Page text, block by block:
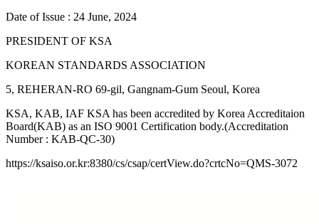
Date of Issue : 24 June, 2024
PRESIDENT OF KSA
KOREAN STANDARDS ASSOCIATION
5, REHERAN-RO 69-gil, Gangnam-Gum Seoul, Korea
KSA, KAB, IAF KSA has been accredited by Korea Accreditaion
Board(KAB) as an ISO 9001 Certification body.(Accreditation
Number : KAB-QC-30)
https://ksaiso.or.kr:8380/cs/csap/certView.do?crtcNo=QMS-3072